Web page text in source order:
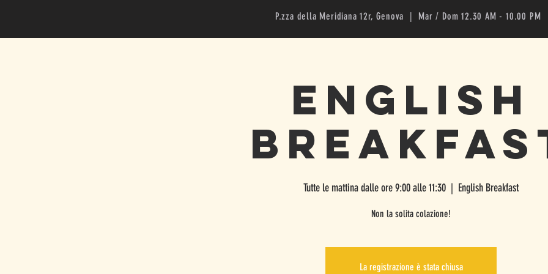
P.zza della Meridiana 12r, Genova | Mar / Dom 12.30 AM - 10.00 PM
English
Tutte le mattina dalle ore 9:00 alle 11:30
  |
English Breakfast
Non la solita colazione!
La registrazione è stata chiusa